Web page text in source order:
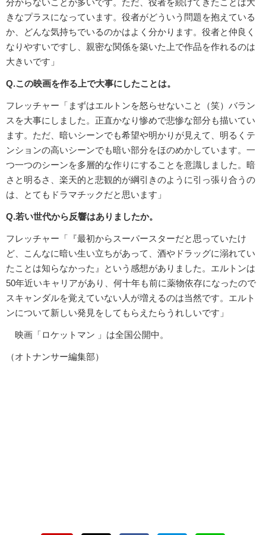
分からないことが多いです。ただ、役者を続けてきたことは大
きなプラスになっています。役者がどういう問題を抱えている
か、どんな気持ちでいるのかはよく分かります。役者と仲良く
なりやすいですし、親密な関係を築いた上で作品を作れるのは
大きいです」
Q.この映画を作る上で大事にしたことは。
フレッチャー「まずはエルトンを怒らせないこと（笑）バラン
スを大事にしました。正直かなり惨めで悲惨な部分も描いてい
ます。ただ、暗いシーンでも希望や明かりが見えて、明るくテ
ンションの高いシーンでも暗い部分をほのめかしています。一
つ一つのシーンを多層的な作りにすることを意識しました。暗
さと明るさ、楽天的と悲観的が綱引きのように引っ張り合うの
は、とてもドラマチックだと思います」
Q.若い世代から反響はありましたか。
フレッチャー「『最初からスーパースターだと思っていたけ
ど、こんなに暗い生い立ちがあって、酒やドラッグに溺れてい
たことは知らなかった』という感想がありました。エルトンは
50年近いキャリアがあり、何十年も前に薬物依存になったので
スキャンダルを覚えていない人が増えるのは当然です。エルト
ンについて新しい発見をしてもらえたらうれしいです」
映画「ロケットマン 」は全国公開中。
（オトナンサー編集部）